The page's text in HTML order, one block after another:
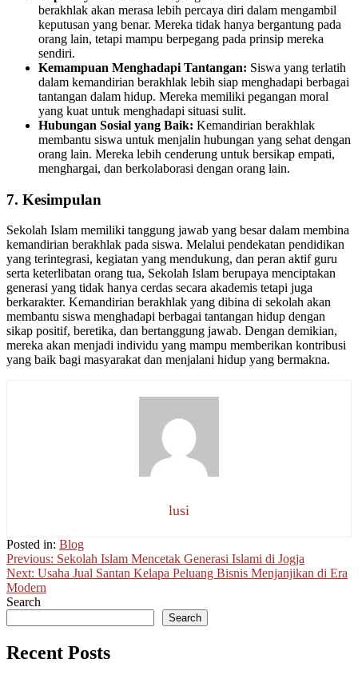
berakhlak akan merasa lebih percaya diri dalam mengambil
keputusan yang benar. Mereka tidak hanya bergantung pada
orang lain, tetapi mampu berpegang pada prinsip mereka
sendiri.
Kemampuan Menghadapi Tantangan: Siswa yang terlatih
dalam kemandirian berakhlak lebih siap menghadapi berbagai
tantangan dalam hidup. Mereka memiliki pegangan moral
yang kuat untuk menghadapi situasi sulit.
Hubungan Sosial yang Baik: Kemandirian berakhlak
membantu siswa untuk menjalin hubungan yang sehat dengan
orang lain. Mereka lebih cenderung untuk bersikap empati,
menghargai, dan berkolaborasi dengan orang lain.
7. Kesimpulan
Sekolah Islam memiliki tanggung jawab yang besar dalam membina
kemandirian berakhlak pada siswa. Melalui pendekatan pendidikan
yang terintegrasi, kegiatan yang mendukung, dan peran aktif guru
serta keterlibatan orang tua, Sekolah Islam berupaya menciptakan
generasi yang tidak hanya cerdas secara akademis tetapi juga
berkarakter. Kemandirian berakhlak yang dibina di sekolah akan
membantu siswa menghadapi berbagai tantangan hidup dengan
sikap positif, beretika, dan bertanggung jawab. Dengan demikian,
mereka akan menjadi individu yang mampu memberikan kontribusi
yang baik bagi masyarakat dan menjalani hidup yang bermakna.
lusi
Posted in: Blog
Post
navigation
Previous: Sekolah Islam Mencetak Generasi Islami di Jogja
Next: Usaha Jual Santan Kelapa Peluang Bisnis Menjanjikan di Era
Modern
Search
Search
Recent Posts